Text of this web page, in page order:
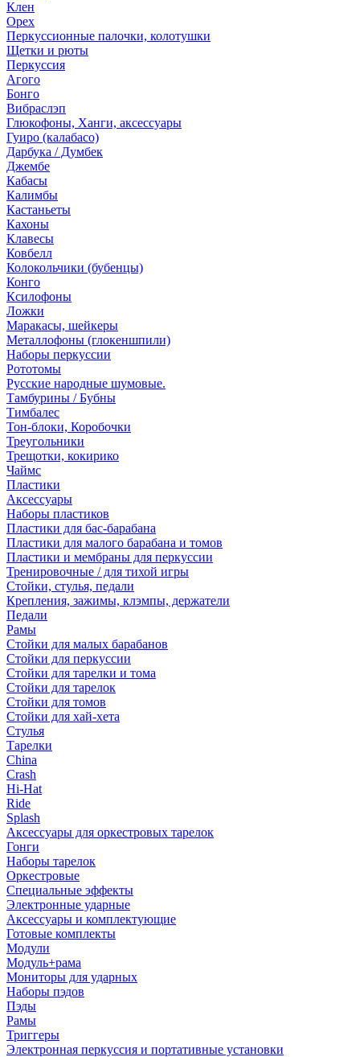
Клен
Орех
Перкуссионные палочки, колотушки
Щетки и рюты
Перкуссия
Агого
Бонго
Вибраслэп
Глюкофоны, Ханги, аксессуары
Гуиро (калабасо)
Дарбука / Думбек
Джембе
Кабасы
Калимбы
Кастаньеты
Кахоны
Клавесы
Ковбелл
Колокольчики (бубенцы)
Конго
Ксилофоны
Ложки
Маракасы, шейкеры
Металлофоны (глокеншпили)
Наборы перкуссии
Рототомы
Русские народные шумовые.
Тамбурины / Бубны
Тимбалес
Тон-блоки, Коробочки
Треугольники
Трещотки, кокирико
Чаймс
Пластики
Аксессуары
Наборы пластиков
Пластики для бас-барабана
Пластики для малого барабана и томов
Пластики и мембраны для перкуссии
Тренировочные / для тихой игры
Стойки, стулья, педали
Крепления, зажимы, клэмпы, держатели
Педали
Рамы
Стойки для малых барабанов
Стойки для перкуссии
Стойки для тарелки и тома
Стойки для тарелок
Стойки для томов
Стойки для хай-хета
Стулья
Тарелки
China
Crash
Hi-Hat
Ride
Splash
Аксессуары для оркестровых тарелок
Гонги
Наборы тарелок
Оркестровые
Специальные эффекты
Электронные ударные
Аксессуары и комплектующие
Готовые комплекты
Модули
Модуль+рама
Мониторы для ударных
Наборы пэдов
Пэды
Рамы
Триггеры
Электронная перкуссия и портативные установки